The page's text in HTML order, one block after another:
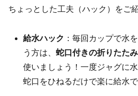
ちょっとした工夫（ハック）をご
給水ハック ：毎回カップで水
う方は、蛇口付きの折りたた
使いましょう！一度ジャグに
蛇口をひねるだけで楽に給水で